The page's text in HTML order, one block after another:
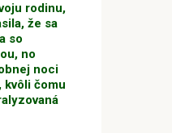
rodinu,
že sa
so
no
noci
kvôli čomu